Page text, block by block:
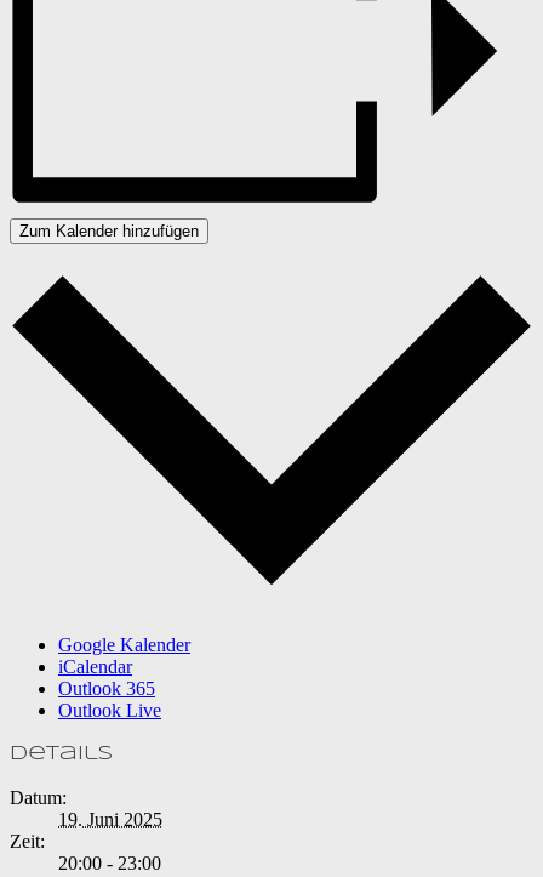
Zum Kalender hinzufügen
Google Kalender
iCalendar
Outlook 365
Outlook Live
Details
Datum:
19. Juni 2025
Zeit:
20:00 - 23:00